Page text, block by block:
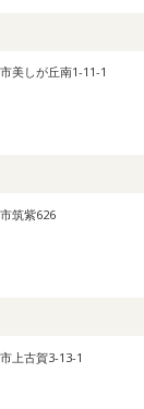
美しが丘南1-11-1
筑紫626
上古賀3-13-1